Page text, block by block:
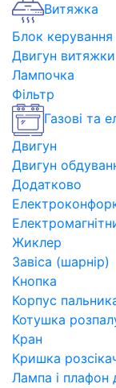
Витяжка
Блок керування
Двигун витяжки
Лампочка
Фільтр
Газові та
Двигун
Двигун
Додатково
Жиклер
Завіса (шарнір)
Кнопка
Корпус
Котушка
Кран
Кришка
Лампа і плафон